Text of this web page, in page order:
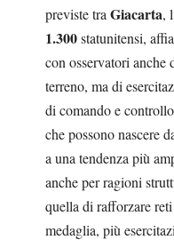
previste tra Giacarta,
1.300statunitensi,
con osservatori anche
terreno, ma di
di comando e
che possono nascere
a una tendenza più
anche per ragioni
quella di rafforzare
medaglia, più